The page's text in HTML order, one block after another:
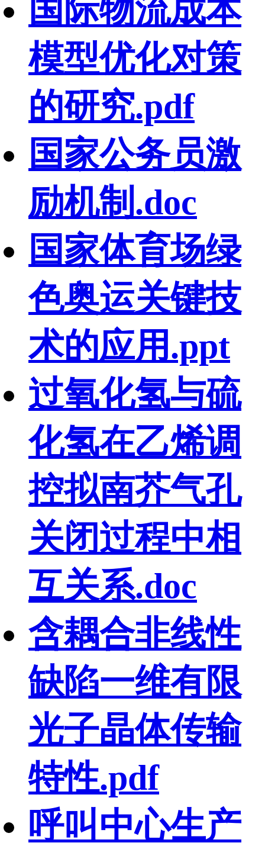
国际物流成本
模型优化对策
的研究.pdf
国家公务员激
励机制.doc
国家体育场绿
色奥运关键技
术的应用.ppt
过氧化氢与硫
化氢在乙烯调
控拟南芥气孔
关闭过程中相
互关系.doc
含耦合非线性
缺陷一维有限
光子晶体传输
特性.pdf
呼叫中心生产